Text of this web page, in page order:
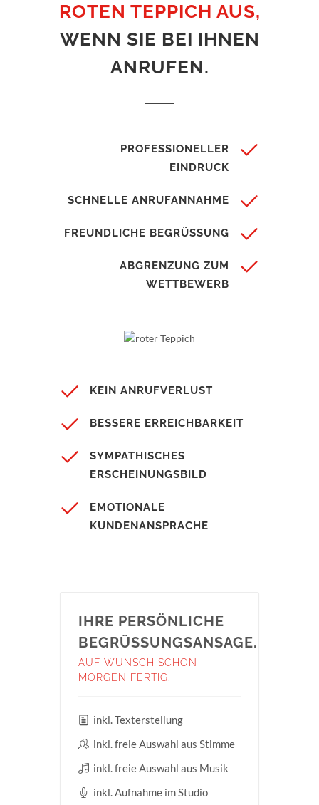
ROTEN TEPPICH AUS,
WENN SIE BEI IHNEN
ANRUFEN.
PROFESSIONELLER
EINDRUCK
SCHNELLE ANRUFANNAHME
FREUNDLICHE BEGRÜSSUNG
ABGRENZUNG ZUM
WETTBEWERB
KEIN ANRUFVERLUST
BESSERE ERREICHBARKEIT
SYMPATHISCHES
ERSCHEINUNGSBILD
EMOTIONALE
KUNDENANSPRACHE
IHRE PERSÖNLICHE
BEGRÜSSUNGSANSAGE.
AUF WUNSCH SCHON
MORGEN FERTIG.
inkl. Texterstellung
inkl. freie Auswahl aus Stimme
inkl. freie Auswahl aus Musik
inkl. Aufnahme im Studio